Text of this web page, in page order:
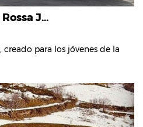
J...
para los jóvenes de la